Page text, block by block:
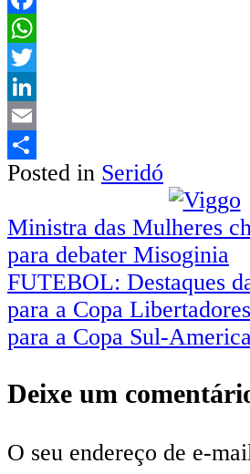
Facebook
WhatsApp
Twitter
LinkedIn
Email
Share
Posted in Seridó
Navegação
de
Post
Ministra das Mulheres
para debater Misoginia
FUTEBOL: Destaques
para a Copa
para a Copa Sul-
Deixe um
O seu endereço de e-